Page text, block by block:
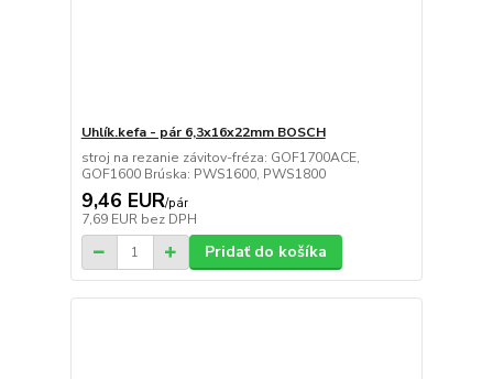
Uhlík.kefa - pár 6,3x16x22mm BOSCH
stroj na rezanie závitov-fréza: GOF1700ACE,
GOF1600 Brúska: PWS1600, PWS1800
9,46 EUR/pár
7,69 EUR bez DPH
Pridať do košíka